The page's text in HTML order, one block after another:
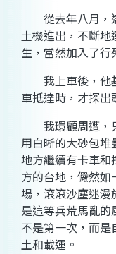
從去年八月，
土機進出 ，不斷
生，當然加入了行
我上車後，他
車抵達時，才探出
我環顧周遭，
用白晰的大砂包
地方繼續有卡車和
方的台地，儼然
場，滾滾沙塵迷漫
是這等兵荒馬亂
不是第一次，而
土和載運。